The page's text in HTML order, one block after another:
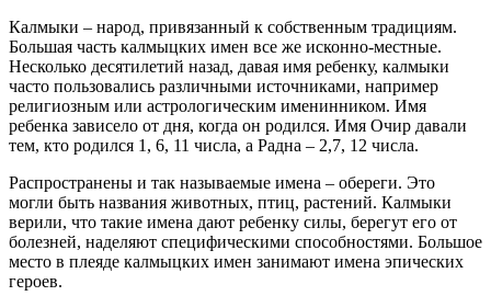
Калмыки – народ, привязанный к собственным традициям.
Большая часть калмыцких имен все же исконно-местные.
Несколько десятилетий назад, давая имя ребенку, калмыки
часто пользовались различными источниками, например
религиозным или астрологическим именинником. Имя
ребенка зависело от дня, когда он родился. Имя Очир давали
тем, кто родился 1, 6, 11 числа, а Радна – 2,7, 12 числа.
Распространены и так называемые имена – обереги. Это
могли быть названия животных, птиц, растений. Калмыки
верили, что такие имена дают ребенку силы, берегут его от
болезней, наделяют специфическими способностями. Большое
место в плеяде калмыцких имен занимают имена эпических
героев.